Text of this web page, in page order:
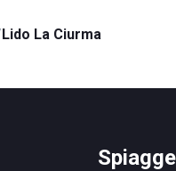
Lido La Ciurma